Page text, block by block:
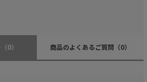
（0） 商品のよくあるご質問 （0）